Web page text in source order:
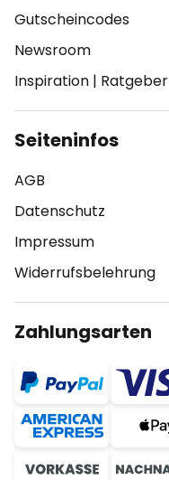
Gutscheincodes
Newsroom
Inspiration | Ratgeber
Seiteninfos
AGB
Datenschutz
Impressum
Widerrufsbelehrung
Zahlungsarten